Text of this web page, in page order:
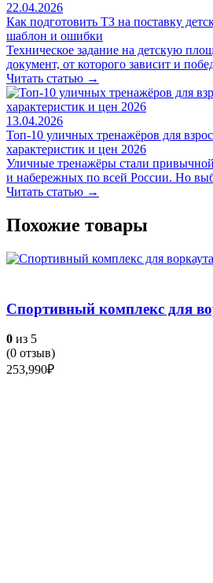
22.04.2026
Как подготовить ТЗ на поставку
шаблон и ошибки
Техническое задание на детскую
документ, от которого зависит и
Читать статью →
13.04.2026
Топ-10 уличных тренажёров для
характеристик и цен 2026
Уличные тренажёры стали
и набережных по всей России. Но
Читать статью →
Похожие товары
Спортивный комплекс для
0 из 5
(0 отзыв)
253,990₽